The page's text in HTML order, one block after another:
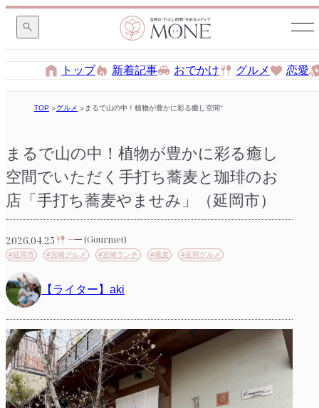
トップ 新着記事 おでかけ グルメ 恋愛
TOP グルメ まるで山の中！植物が豊かに彩る癒し空間でいただく手打ち蕎麦と珈琲
まるで山の中！植物が豊かに彩る癒し
空間でいただく手打ち蕎麦と珈琲のお
店「手打ち蕎麦やませみ」（延岡市）
2026.04.25 (Gourmet)
#延岡市 #宮崎グルメ #宮崎ランチ #蕎麦 #延岡グルメ
【ライター】aki